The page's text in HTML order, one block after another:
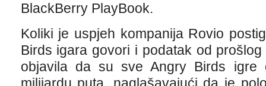
BlackBerry PlayBook.
Koliki je uspjeh kompanija Rovio
Birds igara govori i podatak od
objavila da su sve Angry Birds igre